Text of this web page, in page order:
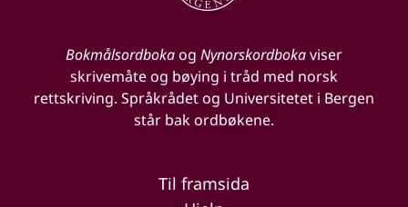
Bokmålsordbokaog Nynorskordbokaviser
skrivemåte og bøying i tråd med norsk
rettskriving. Språkrådet og Universitetet i Bergen
står bak ordbøkene.
Til framsida